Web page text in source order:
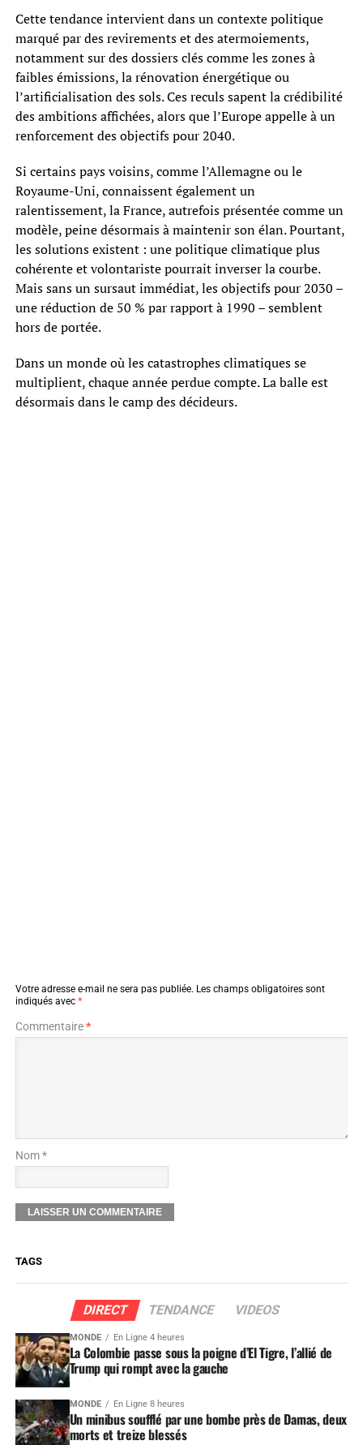
Cette tendance intervient dans un contexte politique
marqué par des revirements et des atermoiements,
notamment sur des dossiers clés comme les zones à
faibles émissions, la rénovation énergétique ou
l’artificialisation des sols. Ces reculs sapent la crédibilité
des ambitions affichées, alors que l’Europe appelle à un
renforcement des objectifs pour 2040.
Si certains pays voisins, comme l’Allemagne ou le
Royaume-Uni, connaissent également un
ralentissement, la France, autrefois présentée comme un
modèle, peine désormais à maintenir son élan. Pourtant,
les solutions existent : une politique climatique plus
cohérente et volontariste pourrait inverser la courbe.
Mais sans un sursaut immédiat, les objectifs pour 2030 –
une réduction de 50 % par rapport à 1990 – semblent
hors de portée.
Dans un monde où les catastrophes climatiques se
multiplient, chaque année perdue compte. La balle est
désormais dans le camp des décideurs.
Votre adresse e-mail ne sera pas publiée. Les champs obligatoires sont
indiqués avec *
Commentaire*
Nom *
TAGS
DIRECT TENDANCE VIDEOS
MONDE En Ligne 4 heures
La Colombie passe sous la poigne d’El Tigre, l’allié de
Trump qui rompt avec la gauche
MONDE En Ligne 8 heures
Un minibus soufflé par une bombe près de Damas, deux
morts et treize blessés